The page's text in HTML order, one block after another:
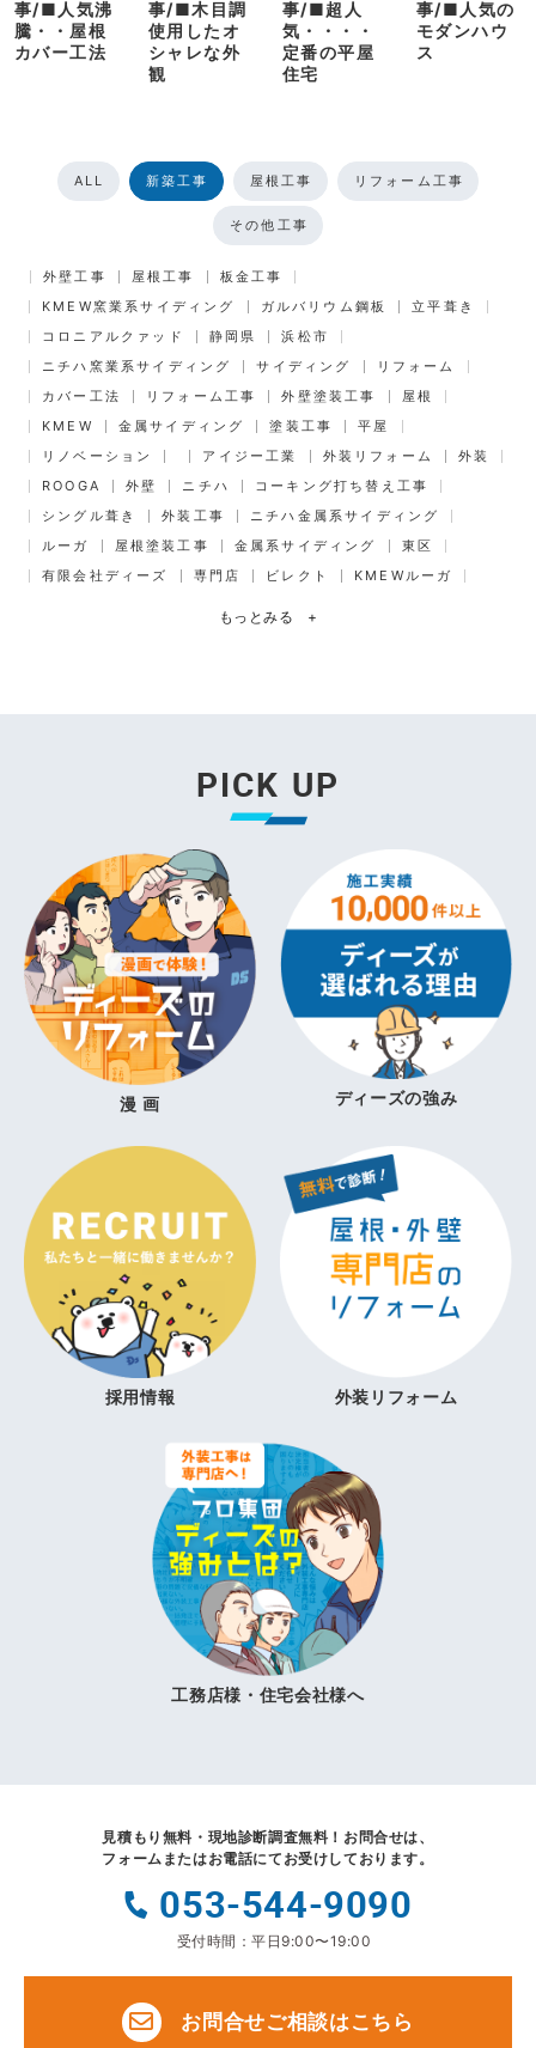
事/■人気沸
騰・・屋根
カバー工法
事/■木目調
使用したオ
シャレな外
観
事/■超人
気・・・・
定番の平屋
住宅
事/■人気の
モダンハウ
ス
ALL 新築工事 屋根工事 リフォーム工事
その他工事
外壁工事 屋根工事
板金工事
KMEW窯業系サイディング
ガルバリウム鋼板
立平葺き
コロニアルクァッド
静岡県
浜松市
ニチハ窯業系サイディング
サイディング
リフォーム
カバー工法
リフォーム工事 外壁塗装工事
屋根
KMEW
金属サイディング 塗装工事
平屋
リノベーション
アイジー工業 外装リフォーム
外装
ROOGA
外壁 ニチハ
コーキング打ち替え工事
シングル葺き
外装工事
ニチハ金属系サイディング
ルーガ
屋根塗装工事 金属系サイディング
東区
有限会社ディーズ
専門店 ビレクト KMEWルーガ
もっとみる +
PICK UP
漫 画 ディーズの強み
採用情報 外装リフォーム
工務店様・住宅会社様へ
見積もり無料・現地診断調査無料！ お問合せは、
フォームまたはお電話にてお受けしております。
053-544-9090
受付時間：平日9:00〜19:00
お問合せご相談はこちら